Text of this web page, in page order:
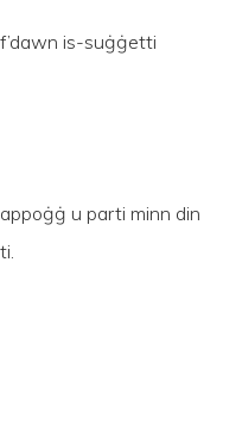
is-suġġetti
u parti minn din